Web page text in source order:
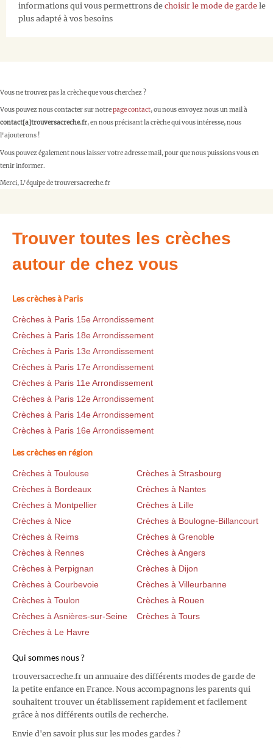
informations qui vous permettrons de choisir le mode de garde le
plus adapté à vos besoins
Vous ne trouvez pas la crèche que vous cherchez ?
Vous pouvez nous contacter sur notrepage contact, ou nous envoyez nous un mail à
contact[a]trouversacreche.fr, en nous précisant la crèche qui vous intéresse, nous
l'ajouterons !
Vous pouvez également nous laisser votre adresse mail, pour que nous puissions vous en
tenir informer.
Merci, L'équipe de trouversacreche.fr
Trouver toutes les crèches
autour de chez vous
Les crèches à Paris
Crèches à Paris 15e Arrondissement
Crèches à Paris 18e Arrondissement
Crèches à Paris 13e Arrondissement
Crèches à Paris 17e Arrondissement
Crèches à Paris 11e Arrondissement
Crèches à Paris 12e Arrondissement
Crèches à Paris 14e Arrondissement
Crèches à Paris 16e Arrondissement
Les crèches en région
Crèches à Toulouse
Crèches à Strasbourg
Crèches à Bordeaux
Crèches à Nantes
Crèches à Montpellier
Crèches à Lille
Crèches à Nice
Crèches à Boulogne-Billancourt
Crèches à Reims
Crèches à Grenoble
Crèches à Rennes
Crèches à Angers
Crèches à Perpignan
Crèches à Dijon
Crèches à Courbevoie
Crèches à Villeurbanne
Crèches à Toulon
Crèches à Rouen
Crèches à Asnières-sur-Seine
Crèches à Tours
Crèches à Le Havre
Qui sommes nous ?
trouversacreche.fr un annuaire des différents modes de garde de
la petite enfance en France. Nous accompagnons les parents qui
souhaitent trouver un établissement rapidement et facilement
grâce à nos différents outils de recherche.
Envie d'en savoir plus sur les modes gardes ?